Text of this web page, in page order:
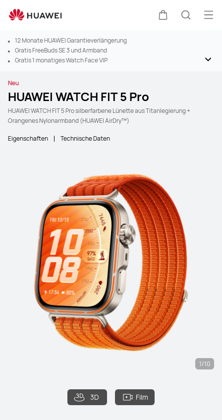
12 Monate HUAWEI Garantieverlängerung
Gratis FreeBuds SE 3 und Armband
Gratis 1 monatiges Watch Face VIP
Neu
HUAWEI WATCH FIT 5 Pro
HUAWEI WATCH FIT 5 Pro silberfarbene Lünette aus Titanlegierung +
Orangenes Nylonarmband (HUAWEI AirDry™)
Eigenschaften Technische Daten
3D Film
1/10